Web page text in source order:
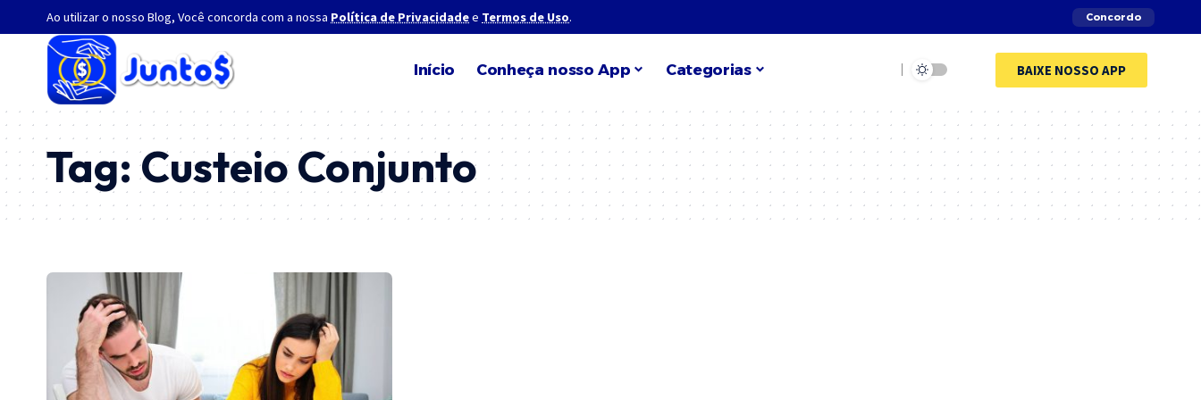
Ao utilizar o nosso Blog, Você concorda com a nossa Política de Privacidadee Termos de Uso. Concordo
Início Conheça nosso App Categorias BAIXE NOSSO APP
Tag:Custeio Conjunto